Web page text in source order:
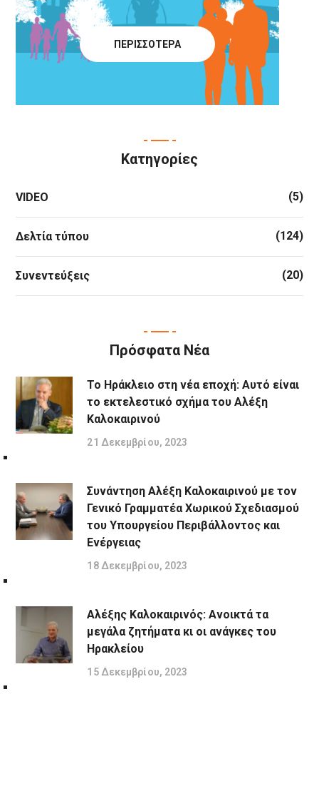
ΠΕΡΙΣΣΟΤΕΡΑ
Κατηγορίες
VIDEO (5)
Δελτία τύπου (124)
Συνεντεύξεις (20)
Πρόσφατα Νέα
Το Ηράκλειο στη νέα εποχή: Αυτό είναι
το εκτελεστικό σχήμα του Αλέξη
Καλοκαιρινού
21 Δεκεμβρίου, 2023
Συνάντηση Αλέξη Καλοκαιρινού με τον
Γενικό Γραμματέα Χωρικού Σχεδιασμού
του Υπουργείου Περιβάλλοντος και
Ενέργειας
18 Δεκεμβρίου, 2023
Αλέξης Καλοκαιρινός: Ανοικτά τα
μεγάλα ζητήματα κι οι ανάγκες του
Ηρακλείου
15 Δεκεμβρίου, 2023